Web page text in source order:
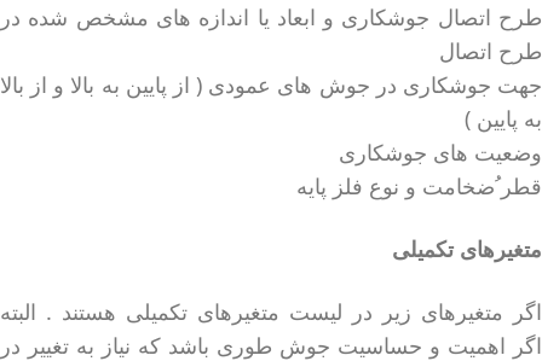
طرح اتصال جوشکاری و ابعاد یا اندازه های مشخص شده در
طرح اتصال
جهت جوشکاری در جوش های عمودی ( از پایین به بالا و از بالا
به پایین )
وضعیت های جوشکاری
قطر ُ‌ضخامت و نوع فلز پایه
متغیرهای تکمیلی
اگر متغیرهای زیر در لیست متغیرهای تکمیلی هستند . البته
اگر اهمیت و حساسیت جوش طوری باشد که نیاز به تغییر در